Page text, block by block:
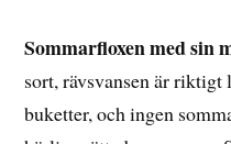
Sommarfloxen med sin
sort, rävsvansen är
buketter, och ingen